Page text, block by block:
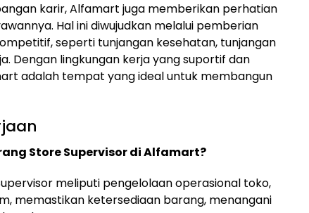
karir, Alfamart juga memberikan perhatian
Hal ini diwujudkan melalui pemberian
seperti tunjangan kesehatan, tunjangan
Dengan lingkungan kerja yang suportif dan
adalah tempat yang ideal untuk membangun
Store Supervisor di Alfamart?
meliputi pengelolaan operasional toko,
memastikan ketersediaan barang, menangani